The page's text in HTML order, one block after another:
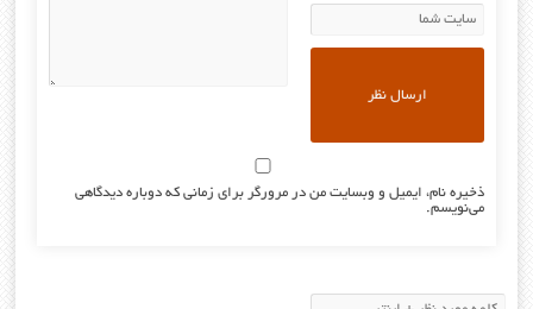
ذخیره نام، ایمیل و وبسایت من در مرورگر برای زمانی که دوباره دیدگاهی
می‌نویسم.